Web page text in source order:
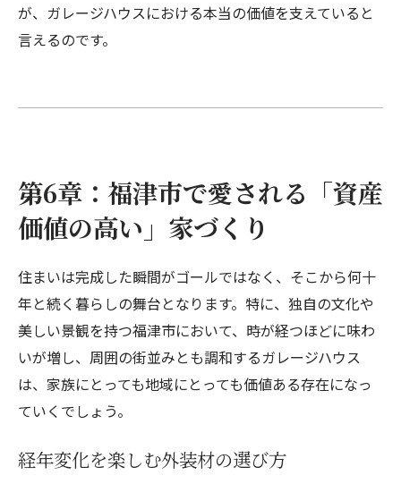
が、ガレージハウスにおける本当の価値を支えていると
言えるのです。
第6章：福津市で愛される「資産
価値の高い」家づくり
住まいは完成した瞬間がゴールではなく、そこから何十
年と続く暮らしの舞台となります。特に、独自の文化や
美しい景観を持つ福津市において、時が経つほどに味わ
いが増し、周囲の街並みとも調和するガレージハウス
は、家族にとっても地域にとっても価値ある存在になっ
ていくでしょう。
経年変化を楽しむ外装材の選び方